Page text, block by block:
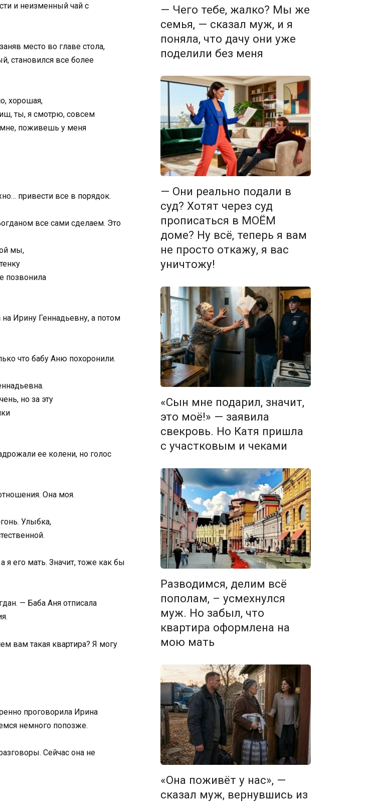
и неизменный чай с
место во главе стола,
становился все более
хорошая,
ты, я смотрю, совсем
мне, поживешь у меня
привести все в порядок.
все сами сделаем. Это
мы,
позвонила
Ирину Геннадьевну, а потом
что бабу Аню похоронили.
но за эту
ее колени, но голос
Она моя.
Улыбка,
его мать. Значит, тоже как бы
— Баба Аня отписала
вам такая квартира? Я могу
проговорила Ирина
немного попозже.
Сейчас она не
— Чего тебе, жалко? Мы же
семья, — сказал муж, и я
поняла, что дачу они уже
поделили без меня
— Они реально подали в
суд? Хотят через суд
прописаться в МОЁМ
доме? Ну всё, теперь я вам
не просто откажу, я вас
уничтожу!
«Сын мне подарил, значит,
это моё!» — заявила
свекровь. Но Катя пришла
с участковым и чеками
Разводимся, делим всё
пополам, – усмехнулся
муж. Но забыл, что
квартира оформлена на
мою мать
«Она поживёт у нас», —
сказал муж, вернувшись из